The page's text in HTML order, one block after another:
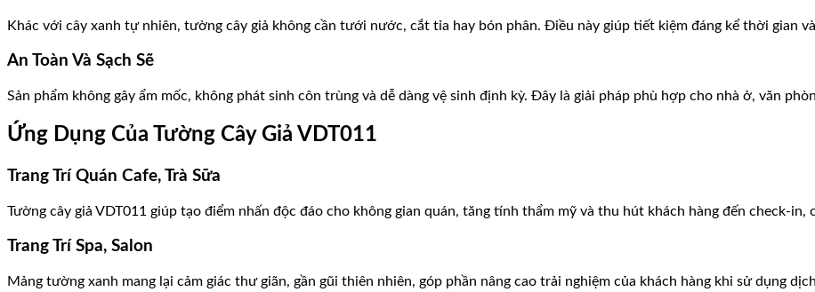
Khác với cây xanh tự nhiên, tường cây giả không cần tưới nước, cắt tỉa hay bón phân. Điều này giúp tiết kiệm đáng kể thời gian
An Toàn Và Sạch Sẽ
Sản phẩm không gây ẩm mốc, không phát sinh côn trùng và dễ dàng vệ sinh định kỳ. Đây là giải pháp phù hợp cho nhà ở, văn
Ứng Dụng Của Tường Cây Giả VDT011
Trang Trí Quán Cafe, Trà Sữa
Tường cây giả VDT011 giúp tạo điểm nhấn độc đáo cho không gian quán, tăng tính thẩm mỹ và thu hút khách hàng đến check-in,
Trang Trí Spa, Salon
Mảng tường xanh mang lại cảm giác thư giãn, gần gũi thiên nhiên, góp phần nâng cao trải nghiệm của khách hàng khi sử dụng